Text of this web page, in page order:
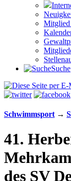
Mitglied
Suche
Schwimm­sport →
41.
des SV